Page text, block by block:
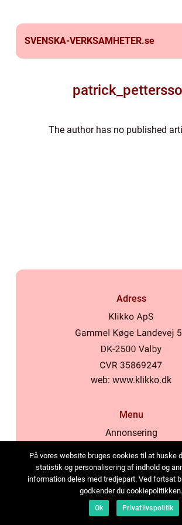
SVENSKA-VERKSAMHETER.se
The author has no published
Adress
web: www.klikko.dk
Menu
Annonsering
Cookies
Kontakta oss
Sitemap
På vores website bruges cookies til at huske
statistik og personalisering af indhold og
information deles med tredjepart. Ved fortsat
godkender du cookiepolitikken.
Ok Privatlivspolitik